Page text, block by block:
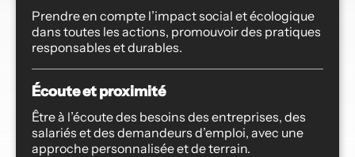
Prendre en compte l’impact social et écologique
dans toutes les actions, promouvoir des pratiques
responsables et durables.
Écoute et proximité
Être à l’écoute des besoins des entreprises, des
salariés et des demandeurs d’emploi, avec une
approche personnalisée et de terrain.